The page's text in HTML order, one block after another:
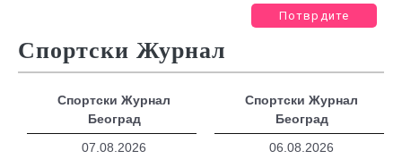
Потврдите
Спортски Журнал
Спортски Журнал
Београд
07.08.2026
Спортски Журнал
Београд
06.08.2026